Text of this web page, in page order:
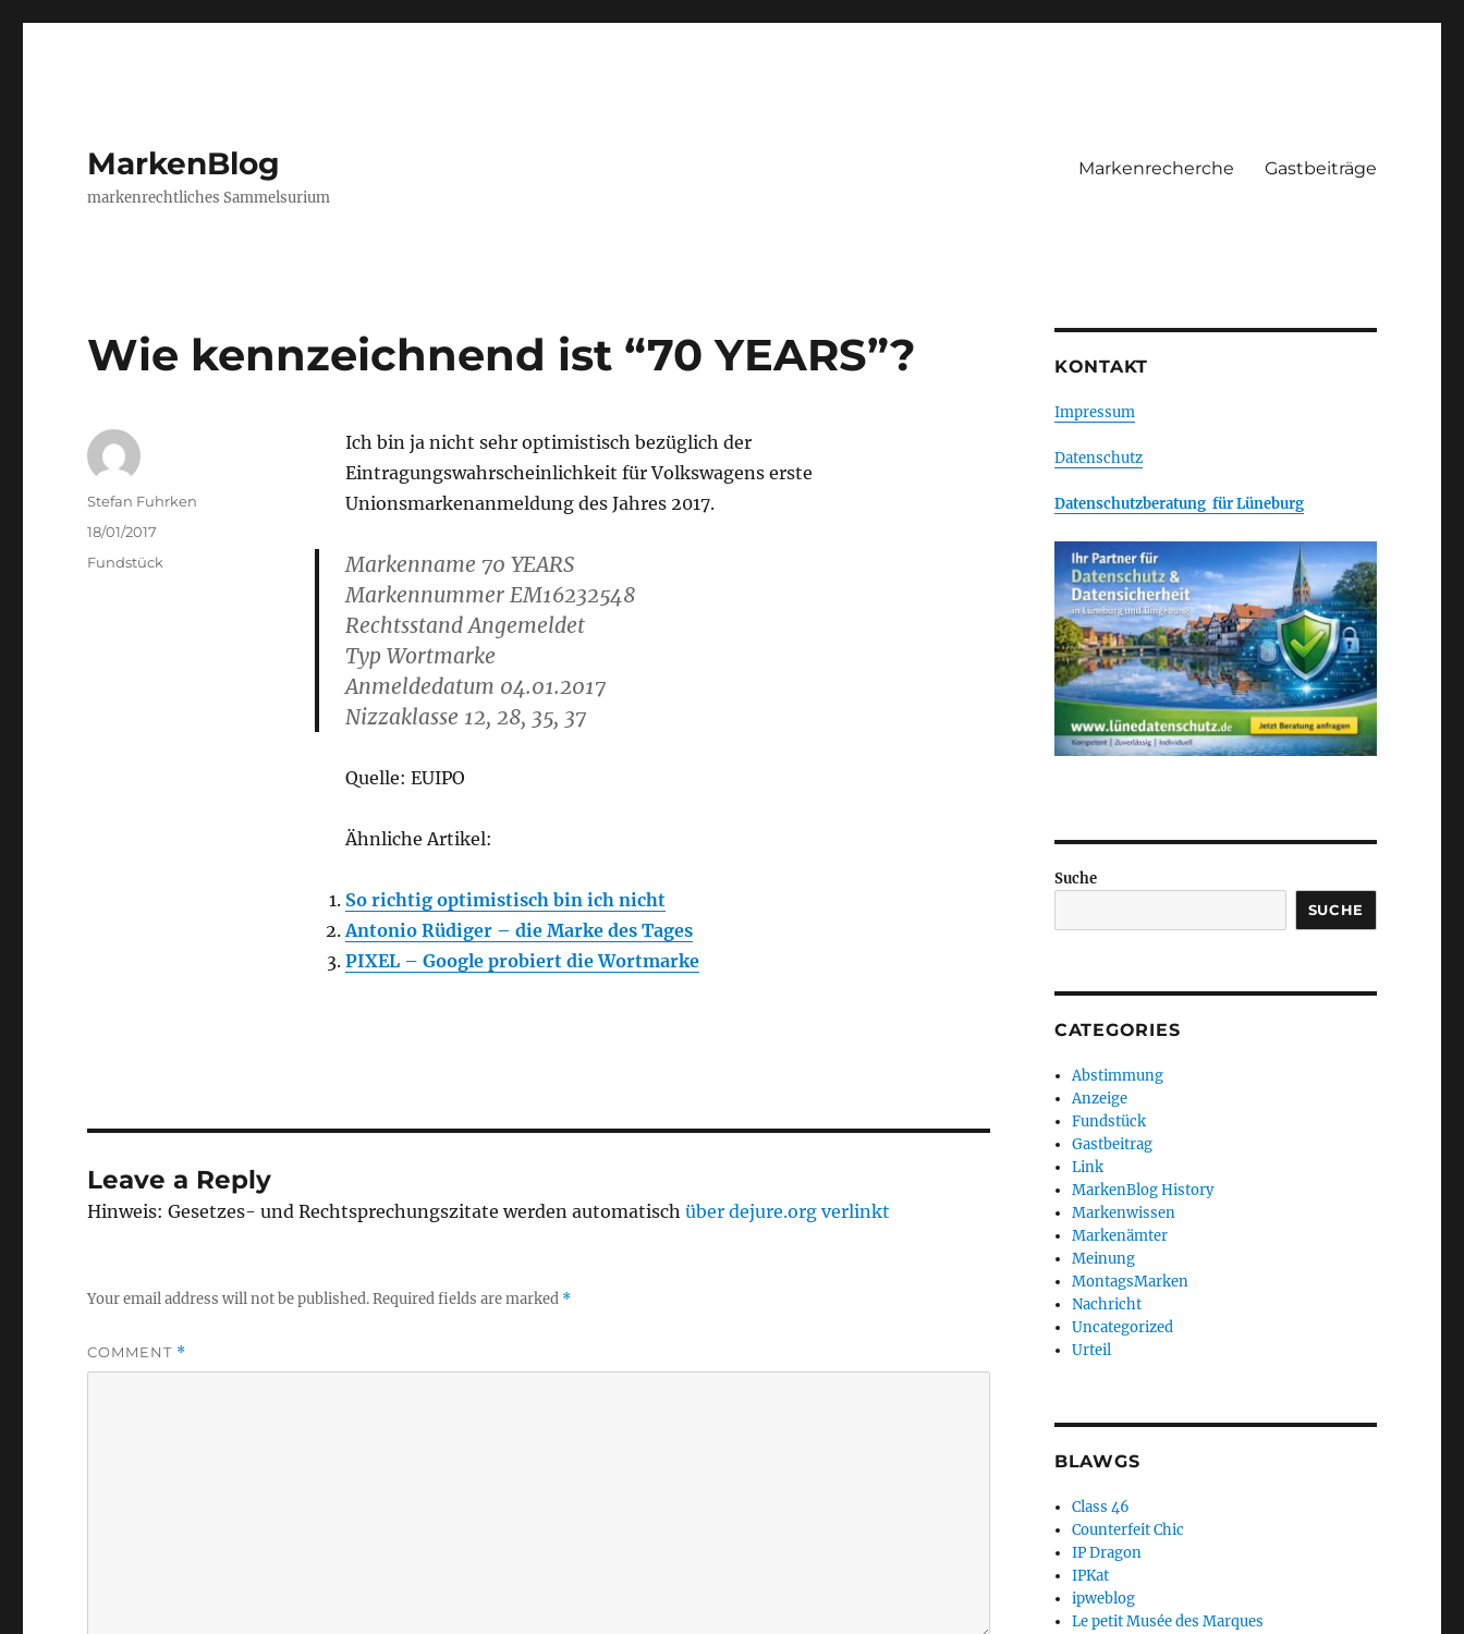
MarkenBlog
markenrechtliches Sammelsurium
Markenrecherche Gastbeiträge
Wie kennzeichnend ist “70 YEARS”?
Ich bin ja nicht sehr optimistisch bezüglich der
Eintragungswahrscheinlichkeit für Volkswagens erste
Unionsmarkenanmeldung des Jahres 2017.
Markenname 70 YEARS
Markennummer EM16232548
Rechtsstand Angemeldet
Typ Wortmarke
Anmeldedatum 04.01.2017
Nizzaklasse 12, 28, 35, 37
Quelle: EUIPO
Ähnliche Artikel:
So richtig optimistisch bin ich nicht
Antonio Rüdiger – die Marke des Tages
PIXEL – Google probiert die Wortmarke
Author
Stefan Fuhrken
Posted
18/01/2017
Categories
Fundstück
Leave a Reply
Hinweis: Gesetzes- und Rechtsprechungszitate werden automatischüber dejure.org verlinkt
Your email address will not be published.Required fields are marked *
COMMENT *
KONTAKT
Impressum
Datenschutz
Datenschutzberatung für Lüneburg
Suche
SUCHE
CATEGORIES
Abstimmung
Anzeige
Fundstück
Gastbeitrag
Link
MarkenBlog History
Markenwissen
Markenämter
Meinung
MontagsMarken
Nachricht
Uncategorized
Urteil
BLAWGS
Class 46
Counterfeit Chic
IP Dragon
IPKat
ipweblog
Le petit Musée des Marques